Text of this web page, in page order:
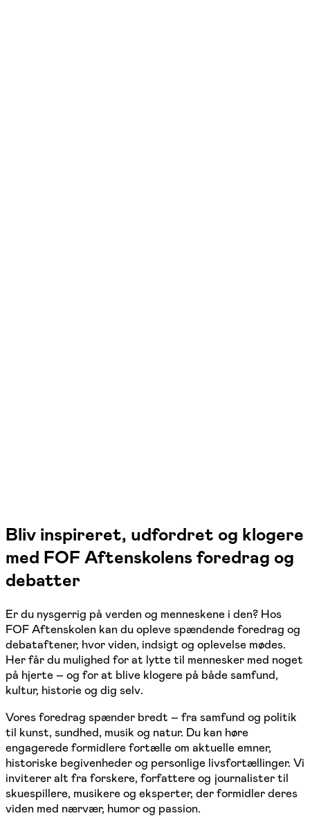
Bliv inspireret, udfordret og klogere
med FOF Aftenskolens foredrag og
debatter
Er du nysgerrig på verden og menneskene i den? Hos
FOF Aftenskolen kan du opleve spændende foredrag og
debataftener, hvor viden, indsigt og oplevelse mødes.
Her får du mulighed for at lytte til mennesker med noget
på hjerte – og for at blive klogere på både samfund,
kultur, historie og dig selv.
Vores foredrag spænder bredt – fra samfund og politik
til kunst, sundhed, musik og natur. Du kan høre
engagerede formidlere fortælle om aktuelle emner,
historiske begivenheder og personlige livsfortællinger. Vi
inviterer alt fra forskere, forfattere og journalister til
skuespillere, musikere og eksperter, der formidler deres
viden med nærvær, humor og passion.